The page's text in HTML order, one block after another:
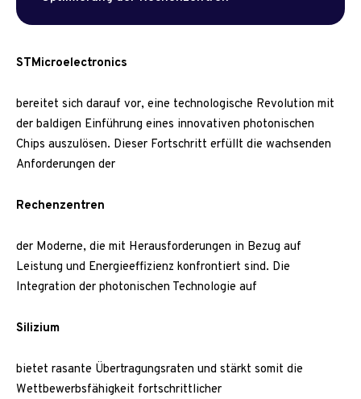
STMicroelectronics
bereitet sich darauf vor, eine technologische Revolution mit
der baldigen Einführung eines innovativen photonischen
Chips auszulösen. Dieser Fortschritt erfüllt die wachsenden
Anforderungen der
Rechenzentren
der Moderne, die mit Herausforderungen in Bezug auf
Leistung und Energieeffizienz konfrontiert sind. Die
Integration der photonischen Technologie auf
Silizium
bietet rasante Übertragungsraten und stärkt somit die
Wettbewerbsfähigkeit fortschrittlicher